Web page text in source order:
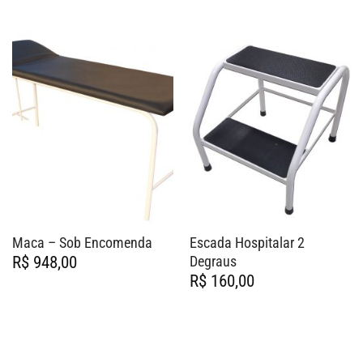
Maca – Sob Encomenda
R$948,00
Escada Hospitalar 2
Degraus
R$160,00